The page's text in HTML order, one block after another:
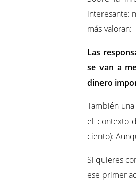
interesante:
más valoran:
Las
se van a
dinero
También
el contexto
ciento):
Si quieres
ese primer